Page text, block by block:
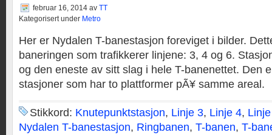
februar 16, 2014 av TT
Kategorisert under Metro
Her er Nydalen T-banestasjon foreviget i bilder.
baneringen som trafikkerer linjene: 3, 4 og 6.
og den eneste av sitt slag i hele T-banenettet. Den
stasjoner som har to plattformer pÃ¥ samme areal.
Stikkord: Knutepunktstasjon, Linje 3, Linje 4,
Nydalen T-banestasjon, Ringbanen, T-banen, T-